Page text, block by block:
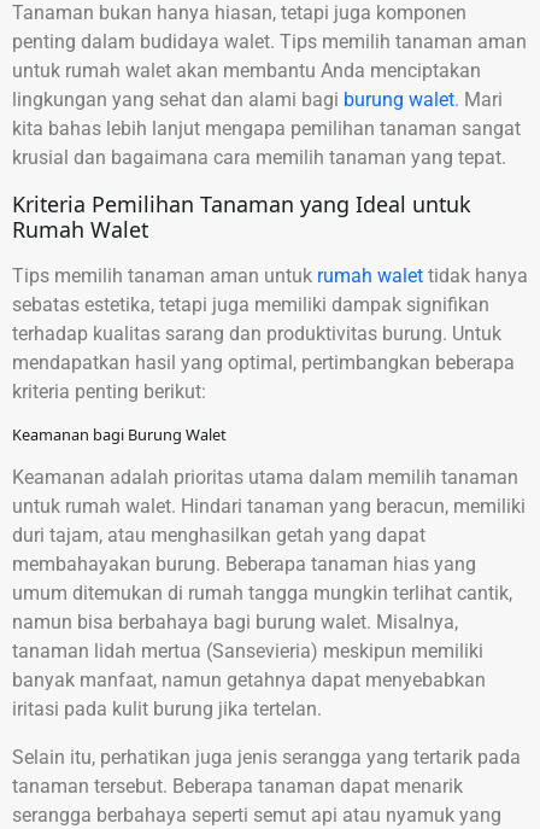
Tanaman bukan hanya hiasan, tetapi juga komponen
penting dalam budidaya walet. Tips memilih tanaman aman
untuk rumah walet akan membantu Anda menciptakan
lingkungan yang sehat dan alami bagi burung walet. Mari
kita bahas lebih lanjut mengapa pemilihan tanaman sangat
krusial dan bagaimana cara memilih tanaman yang tepat.
Kriteria Pemilihan Tanaman yang Ideal untuk
Rumah Walet
Tips memilih tanaman aman untuk rumah walet tidak hanya
sebatas estetika, tetapi juga memiliki dampak signifikan
terhadap kualitas sarang dan produktivitas burung. Untuk
mendapatkan hasil yang optimal, pertimbangkan beberapa
kriteria penting berikut:
Keamanan bagi Burung Walet
Keamanan adalah prioritas utama dalam memilih tanaman
untuk rumah walet. Hindari tanaman yang beracun, memiliki
duri tajam, atau menghasilkan getah yang dapat
membahayakan burung. Beberapa tanaman hias yang
umum ditemukan di rumah tangga mungkin terlihat cantik,
namun bisa berbahaya bagi burung walet. Misalnya,
tanaman lidah mertua (Sansevieria) meskipun memiliki
banyak manfaat, namun getahnya dapat menyebabkan
iritasi pada kulit burung jika tertelan.
Selain itu, perhatikan juga jenis serangga yang tertarik pada
tanaman tersebut. Beberapa tanaman dapat menarik
serangga berbahaya seperti semut api atau nyamuk yang